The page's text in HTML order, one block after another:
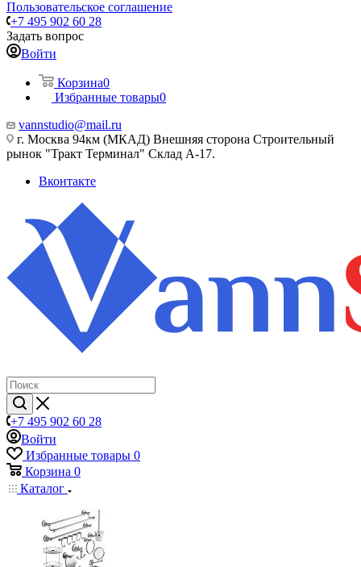
Пользовательское соглашение
+7 495 902 60 28
Задать вопрос
Войти
Корзина0
Избранные товары0
vannstudio@mail.ru
г. Москва 94км (МКАД) Внешняя сторона Строительный
рынок "Тракт Терминал" Склад А-17.
Вконтакте
+7 495 902 60 28
Войти
Избранные товары 0
Корзина 0
Каталог